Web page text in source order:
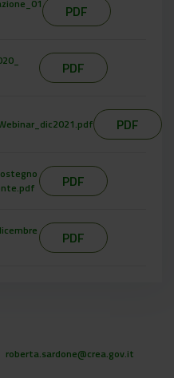
PDF
PDF
PDF
PDF
PDF
roberta.sardone@crea.gov.it